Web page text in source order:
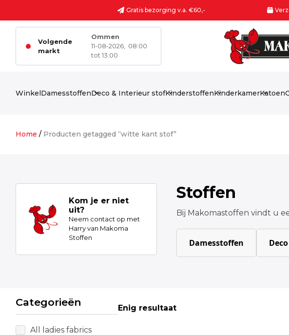
Gratis bezorging v.a. €60,-
Volgende
markt
Ommen
11-08-2026,
08:00
tot 13:00
WinkelDamesstoffenDeco & Interieur stofKinderstoffenKinderkamerKatoen
Home / Producten getagged “witte kant stof”
Kom je er niet
uit?
Neem contact op met
Harry van Makoma
Stoffen
Stoffen
Bij Makomastoffen vindt u
Damesstoffen
Categorieën
All ladies fabrics
Enig resultaat